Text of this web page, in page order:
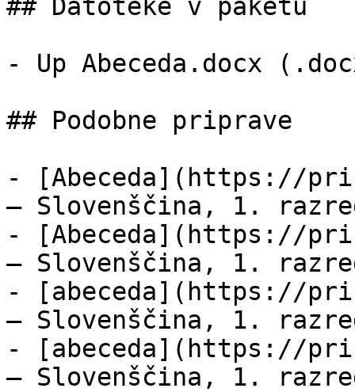
## Datoteke v paketu
- Up Abeceda.docx
## Podobne priprave
- [Abeceda](https://
— Slovenščina, 1.
- [Abeceda](https://
— Slovenščina, 1.
- [abeceda](https://
— Slovenščina, 1.
- [abeceda](https://
— Slovenščina, 1.